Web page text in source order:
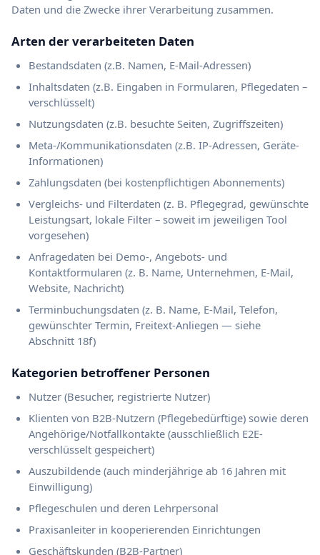
Daten und die Zwecke ihrer Verarbeitung zusammen.
Arten der verarbeiteten Daten
Bestandsdaten (z.B. Namen, E-Mail-Adressen)
Inhaltsdaten (z.B. Eingaben in Formularen, Pflegedaten –
verschlüsselt)
Nutzungsdaten (z.B. besuchte Seiten, Zugriffszeiten)
Meta-/Kommunikationsdaten (z.B. IP-Adressen, Geräte-
Informationen)
Zahlungsdaten (bei kostenpflichtigen Abonnements)
Vergleichs- und Filterdaten (z. B. Pflegegrad, gewünschte
Leistungsart, lokale Filter – soweit im jeweiligen Tool
vorgesehen)
Anfragedaten bei Demo-, Angebots- und
Kontaktformularen (z. B. Name, Unternehmen, E-Mail,
Website, Nachricht)
Terminbuchungsdaten (z. B. Name, E-Mail, Telefon,
gewünschter Termin, Freitext-Anliegen — siehe
Abschnitt 18f)
Kategorien betroffener Personen
Nutzer (Besucher, registrierte Nutzer)
Klienten von B2B-Nutzern (Pflegebedürftige) sowie deren
Angehörige/Notfallkontakte (ausschließlich E2E-
verschlüsselt gespeichert)
Auszubildende (auch minderjährige ab 16 Jahren mit
Einwilligung)
Pflegeschulen und deren Lehrpersonal
Praxisanleiter in kooperierenden Einrichtungen
Geschäftskunden (B2B-Partner)